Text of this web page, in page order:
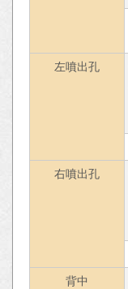
左噴出孔
右噴出孔
背中